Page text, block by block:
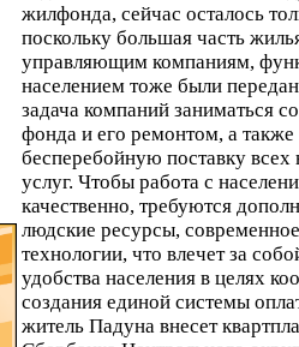
жилфонда, сейчас осталось
поскольку большая часть
управляющим компаниям,
населением тоже были
задача компаний заниматься
фонда и его ремонтом, а также
бесперебойную поставку
услуг. Чтобы работа с
качественно, требуются
людские ресурсы,
технологии, что влечет за
удобства населения в целях
создания единой системы
житель Падуна внесет